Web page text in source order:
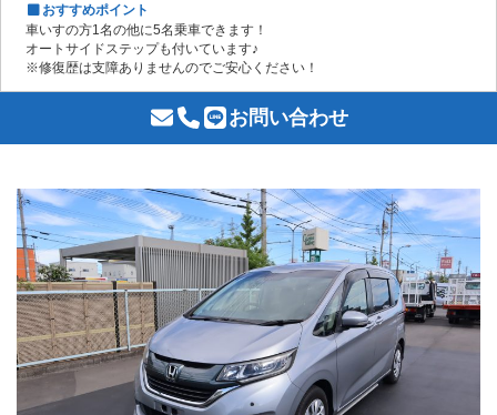
おすすめポイント
車いすの方1名の他に5名乗車できます！
オートサイドステップも付いています♪
※修復歴は支障ありませんのでご安心ください！
お問い合わせ